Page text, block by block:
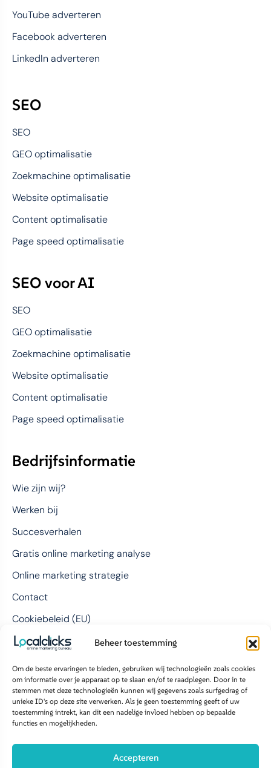
Beheer toestemming
Om de beste ervaringen te bieden, gebruiken wij technologieën zoals cookies
om informatie over je apparaat op te slaan en/of te raadplegen. Door in te
stemmen met deze technologieën kunnen wij gegevens zoals surfgedrag of
unieke ID's op deze site verwerken. Als je geen toestemming geeft of uw
toestemming intrekt, kan dit een nadelige invloed hebben op bepaalde
functies en mogelijkheden.
Accepteren
YouTube adverteren
Facebook adverteren
LinkedIn adverteren
SEO
SEO
GEO optimalisatie
Zoekmachine optimalisatie
Website optimalisatie
Content optimalisatie
Page speed optimalisatie
SEO voor AI
SEO
GEO optimalisatie
Zoekmachine optimalisatie
Website optimalisatie
Content optimalisatie
Page speed optimalisatie
Bedrijfsinformatie
Wie zijn wij?
Werken bij
Succesverhalen
Gratis online marketing analyse
Online marketing strategie
Contact
Cookiebeleid (EU)
LocalClicks BV
Bolderweg 1
1332 AX Almere